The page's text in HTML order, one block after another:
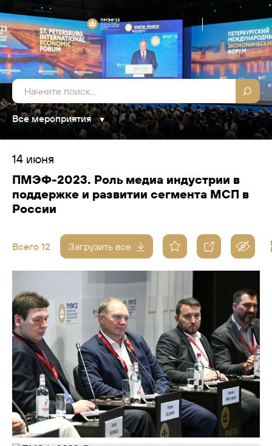
Все мероприятия
14 июня
ПМЭФ-2023. Роль медиа индустрии в
поддержке и развитии сегмента МСП в
России
Всего 12 Загрузить все